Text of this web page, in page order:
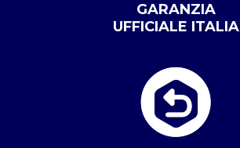
GARANZIA
UFFICIALE ITALIA